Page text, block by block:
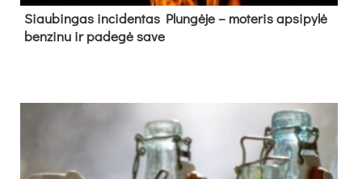
Siau­bin­gas in­ci­den­tas Plun­gė­je – mo­te­ris ap­si­py­lė
ben­zi­nu ir pa­de­gė sa­ve